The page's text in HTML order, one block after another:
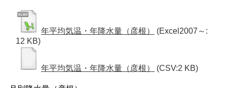
年平均気温・年降水量（彦根）
(Excel2007～:
12 KB)
年平均気温・年降水量（彦根） (CSV:2 KB)